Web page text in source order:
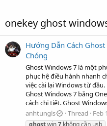
onekey ghost
Hướng Dẫn Cách
Chóng
Ghost Windows 7 là một
phục hệ điều hành nhanh
việc cài lại Windows từ
Ghost Windows 7 bằng
cách chi tiết. Ghost
anhtungls
Thread Feb
ghostwin7 không cần usb